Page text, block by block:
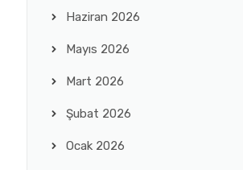
Haziran 2026
Mayıs 2026
Mart 2026
Şubat 2026
Ocak 2026